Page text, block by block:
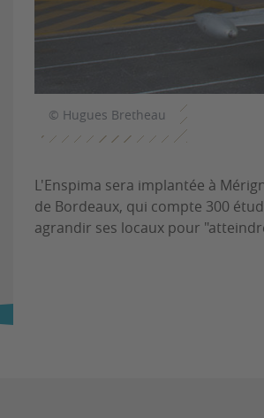
© Hugues Bretheau
L'Enspima sera implantée à
de Bordeaux, qui compte 300
agrandir ses locaux pour